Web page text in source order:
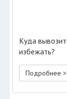
Куда
избежать?
Подробнее